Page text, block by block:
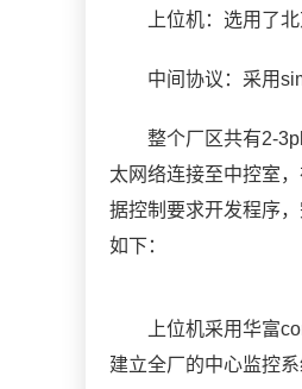
上位机：选用了北
中间协议：采用
整个厂区共有2-3plc
太网络连接至中控室
据控制要求开发程序
如下：
上位机采用华富
建立全厂的中心监控